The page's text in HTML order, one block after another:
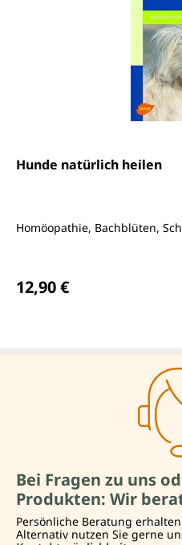
Hunde natürlich heilen
Homöopathie, Bachblüten,
12,90 €
Bei Fragen zu uns
Produkten: Wir
Persönliche Beratung
Alternativ nutzen Sie gerne